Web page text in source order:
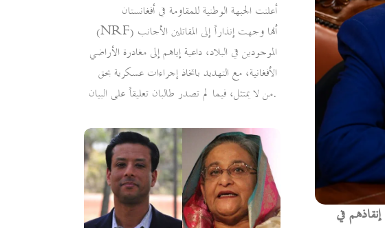
أعلنت الجبهة الوطنية للمقاومة في أفغانستان
(NRF) أنها وجهت إنذاراً إلى المقاتلين الأجانب
الموجودين في البلاد، داعية إياهم إلى مغادرة الأراضي
الأفغانية، مع التهديد باتخاذ إجراءات عسكرية بحق
من لا يمتثل، فيما لم تصدر طالبان تعليقاً على البيان.
في